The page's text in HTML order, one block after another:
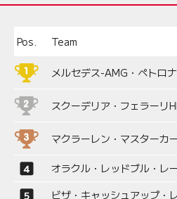
Pos. Team
メルセデス-AMG・ペトロ
スクーデリア・フェラーリ
マクラーレン・マスターカ
オラクル・レッドブル・レ
ビザ・キャッシュアップ・